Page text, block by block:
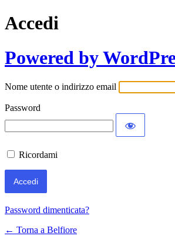
Accedi
Powered by
Nome utente o indirizzo email
Password
Ricordami
Password dimenticata?
← Torna a Belfiore